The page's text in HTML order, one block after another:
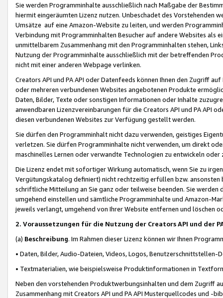
Sie werden Programminhalte ausschließlich nach Maßgabe der
hiermit eingeräumten Lizenz nutzen. Unbeschadet des Vorstehenden
Umsätze auf eine Amazon-Website zu leiten, und werden
Verbindung mit Programminhalten Besucher auf andere Websites als
unmittelbarem Zusammenhang mit den Programminhalten stehen,
Nutzung der Programminhalte ausschließlich mit der betreffenden
nicht mit einer anderen Webpage verlinken.
Creators API und PA API oder Datenfeeds können Ihnen den Zugriff
oder mehreren verbundenen Websites angebotenen Produkte
Daten, Bilder, Texte oder sonstigen Informationen oder Inhalte
anwendbaren Lizenzvereinbarungen für die Creators API und PA API
diesen verbundenen Websites zur Verfügung gestellt werden.
Sie dürfen den Programminhalt nicht dazu verwenden, geistiges
verletzen. Sie dürfen Programminhalte nicht verwenden, um direkt
maschinelles Lernen oder verwandte Technologien zu entwickeln
Die Lizenz endet mit sofortiger Wirkung automatisch, wenn Sie zu
Vergütungskatalog definiert) nicht rechtzeitig erfüllen bzw. ansonsten
schriftliche Mitteilung an Sie ganz oder teilweise beenden. Sie werden
umgehend einstellen und sämtliche Programminhalte und Amazon-
jeweils verlangt, umgehend von Ihrer Website entfernen und löschen
2. Voraussetzungen für die Nutzung der Creators API und der
(a) Beschreibung. Im Rahmen dieser Lizenz können wir Ihnen
• Daten, Bilder, Audio-Dateien, Videos, Logos, Benutzerschnittstellen-
• Textmaterialien, wie beispielsweise Produktinformationen in
Neben den vorstehenden Produktwerbungsinhalten und dem Zugriff
Zusammenhang mit Creators API und PA API Musterquellcodes und